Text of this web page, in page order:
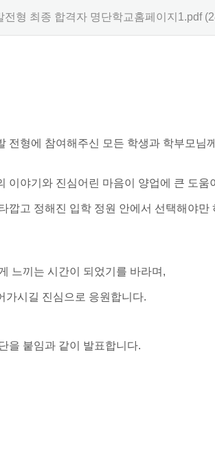
전형 최종 합격자 명단학교홈페이지1.pdf
전형에 참여해주신 모든 학생과 학부모님
이야기와 진심어린 마음이 양업에 큰 도움
깝고 정해진 입학 정원 안에서 선택해야만
느끼는 시간이 되었기를 바라며,
가시길 진심으로 응원합니다.
을 붙임과 같이 발표합니다.